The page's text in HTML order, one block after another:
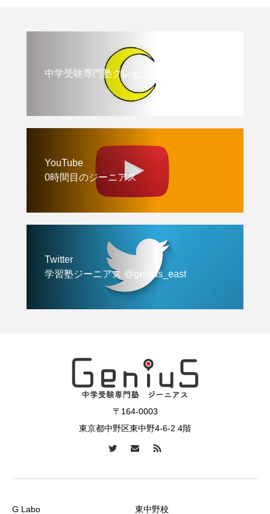
中学受験専門塾クレセント
YouTube
0時間目のジーニアス
Twitter
学習塾ジーニアス @genius_east
〒164-0003
東京都中野区東中野4-6-2 4階
G Labo 東中野校